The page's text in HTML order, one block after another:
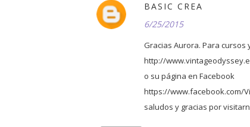
BASIC CREA
6/25/2015
Gracias Aurora. Para
http://
o su página en Facebook
https://www.facebook.com/
saludos y gracias por